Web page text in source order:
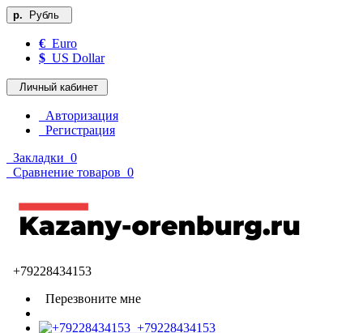
р. Рубль
€ Euro
$ US Dollar
Личный кабинет
Авторизация
Регистрация
Закладки 0
Сравнение товаров 0
+79228434153
Перезвоните мне
+79228434153